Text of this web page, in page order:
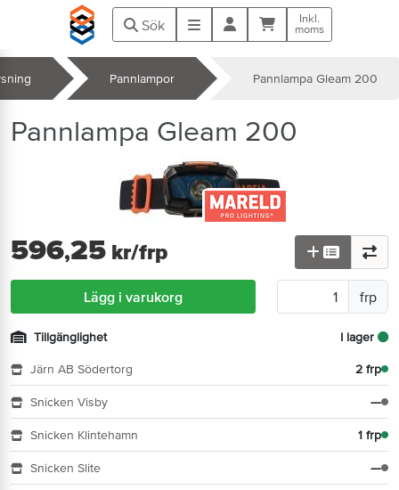
Hoppa till huvudinnehåll
Sök Meny Kundvagn
Inkl.
moms
Pannlampor Pannlampa Gleam 200
Pannlampa Gleam 200
596,25 kr/frp
Lägg i varukorg frp
Tillgänglighet I lager
Järn AB Södertorg 2 frp
Snicken Visby —
Snicken Klintehamn 1 frp
Snicken Slite —